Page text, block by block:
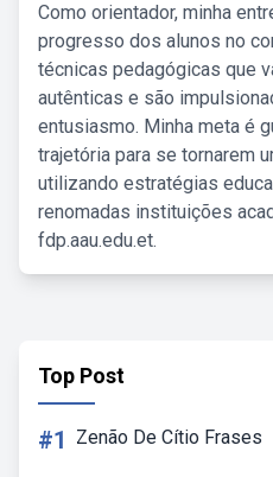
Como orientador, minha
progresso dos alunos no
técnicas pedagógicas que
autênticas e são
entusiasmo. Minha meta é
trajetória para se tornarem
utilizando estratégias
renomadas instituições
fdp.aau.edu.et.
Top Post
#1 Zenão De Cítio Frases